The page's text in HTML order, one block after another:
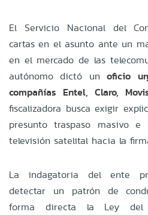
El Servicio Nacional del
cartas en el asunto ante un
en el mercado de las
autónomo dictó unoficio
compañías Entel, Claro,
fiscalizadora busca exigir
presunto traspaso masivo
televisión satelital hacia la
La indagatoria del ente
detectar un patrón de
forma directa la Ley del